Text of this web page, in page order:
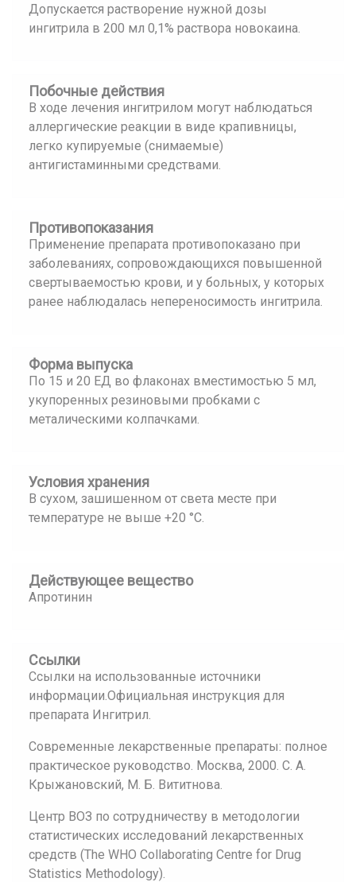
Допускается растворение нужной дозы
ингитрила в 200 мл 0,1% раствора новокаина.
Побочные действия
В ходе лечения ингитрилом могут наблюдаться
аллергические реакции в виде крапивницы,
легко купируемые (снимаемые)
антигистаминными средствами.
Противопоказания
Применение препарата противопоказано при
заболеваниях, сопровождающихся повышенной
свертываемостью крови, и у больных, у которых
ранее наблюдалась непереносимость ингитрила.
Форма выпуска
По 15 и 20 ЕД во флаконах вместимостью 5 мл,
укупоренных резиновыми пробками с
металическими колпачками.
Условия хранения
В сухом, зашишенном от света месте при
температуре не выше +20 °С.
Действующее вещество
Апротинин
Ссылки
Ссылки на использованные источники
информации.Официальная инструкция для
препарата Ингитрил.
Современные лекарственные препараты: полное
практическое руководство. Москва, 2000. С. А.
Крыжановский, М. Б. Вититнова.
Центр ВОЗ по сотрудничеству в методологии
статистических исследований лекарственных
средств (The WHO Collaborating Centre for Drug
Statistics Methodology).